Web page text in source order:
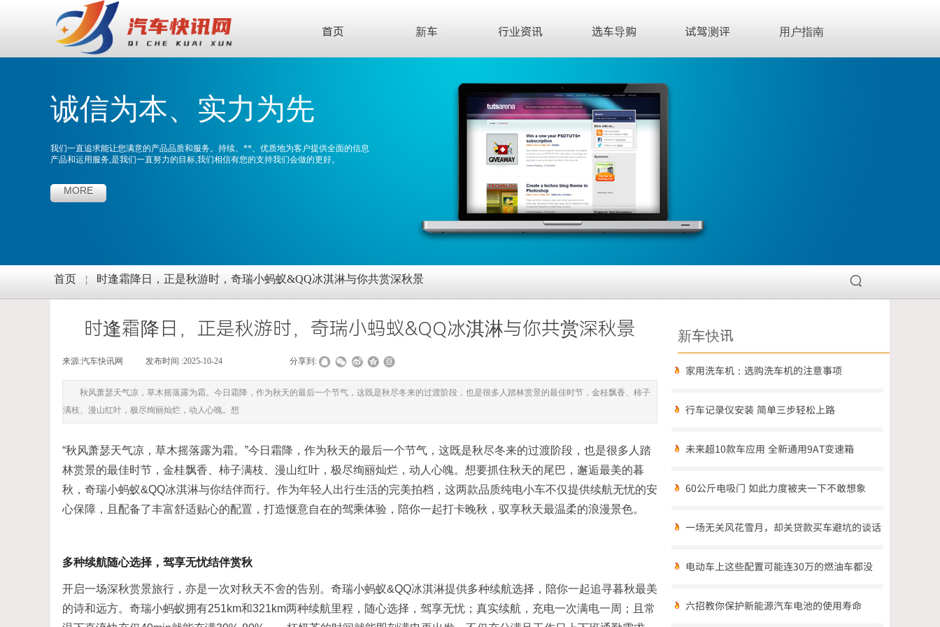
诚信为本、实力为先
我们一直追求能让您满意的产品品质和服务。持续、**、优质地为客户提供全面的信息
产品和运用服务,是我们一直努力的目标,我们相信有您的支持我们会做的更好。
首页 新车 行业资讯 选车导购 试驾测评 用户指南
MORE
首页 ￤ 时逢霜降日，正是秋游时，奇瑞小蚂蚁&QQ冰淇淋与你共赏深秋景
时逢霜降日，正是秋游时，奇瑞小蚂蚁&QQ冰淇淋与你共赏深秋景
来源:汽车快讯网 发布时间 :2025-10-24 分享到:
秋风萧瑟天气凉，草木摇落露为霜。今日霜降，作为秋天的最后一个节气，这既是秋尽冬来的过渡阶段，也是很多人踏林赏景的最佳时节，金桂飘香、柿子
满枝、漫山红叶，极尽绚丽灿烂，动人心魄。想
“秋风萧瑟天气凉，草木摇落露为霜。”今日霜降，作为秋天的最后一个节气，这既是秋尽冬来的过渡阶段，也是很多人踏
林赏景的最佳时节，金桂飘香、柿子满枝、漫山红叶，极尽绚丽灿烂，动人心魄。想要抓住秋天的尾巴，邂逅最美的暮
秋，奇瑞小蚂蚁&QQ冰淇淋与你结伴而行。作为年轻人出行生活的完美拍档，这两款品质纯电小车不仅提供续航无忧的安
心保障，且配备了丰富舒适贴心的配置，打造惬意自在的驾乘体验，陪你一起打卡晚秋，驭享秋天最温柔的浪漫景色。
多种续航随心选择，驾享无忧结伴赏秋
开启一场深秋赏景旅行，亦是一次对秋天不舍的告别。奇瑞小蚂蚁&QQ冰淇淋提供多种续航选择，陪你一起追寻暮秋最美
的诗和远方。奇瑞小蚂蚁拥有251km和321km两种续航里程，随心选择，驾享无忧；真实续航，充电一次满电一周；且常
新车快讯
家用洗车机：选购洗车机的注意事项
行车记录仪安装 简单三步轻松上路
未来超10款车应用 全新通用9AT变速箱
60公斤电吸门 如此力度被夹一下不敢想象
一场无关风花雪月，却关贷款买车避坑的谈话
电动车上这些配置可能连30万的燃油车都没
六招教你保护新能源汽车电池的使用寿命